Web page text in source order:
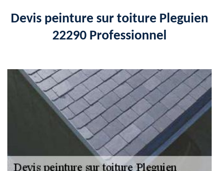
Devis peinture sur toiture Pleguien
22290 Professionnel